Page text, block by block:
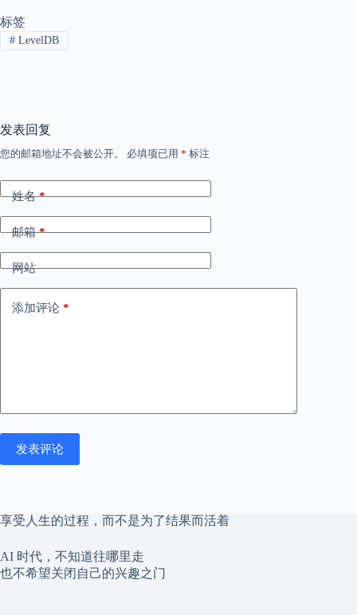
标签
#LevelDB
发表回复
您的邮箱地址不会被公开。 必填项已用 * 标注
姓名*
邮箱*
网站
添加评论 *
发表评论
享受人生的过程，而不是为了结果而活着
AI 时代，不知道往哪里走
也不希望关闭自己的兴趣之门